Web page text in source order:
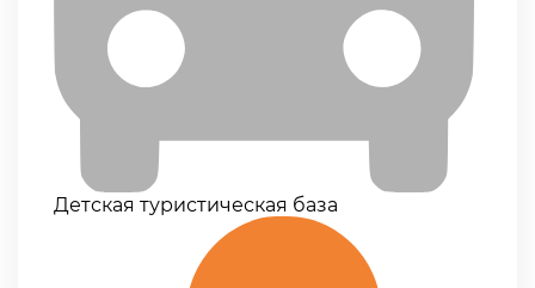
Детская туристическая база